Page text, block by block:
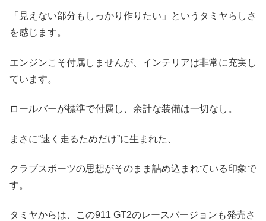
「見えない部分もしっかり作りたい」というタミヤらしさ
を感じます。
エンジンこそ付属しませんが、インテリアは非常に充実し
ています。
ロールバーが標準で付属し、余計な装備は一切なし。
まさに“速く走るためだけ”に生まれた、
クラブスポーツの思想がそのまま詰め込まれている印象で
す。
タミヤからは、この911 GT2のレースバージョンも発売さ